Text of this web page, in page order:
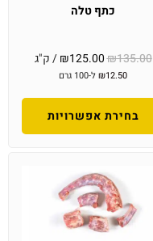
כתף טלה
₪135.00
₪125.00 / ק"ג
₪12.50 ל-100 גרם
בחירת אפשרויות